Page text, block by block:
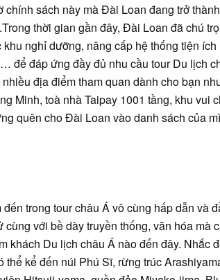
sách này mà Đài Loan đang trở thành
thời gian gần đây, Đài Loan đã chú
nghỉ dưỡng, nâng cấp hệ thống tiện ích
để đáp ứng đầy đủ nhu cầu tour Du lịch
địa điểm tham quan dành cho bạn
Minh, toà nhà Taipay 1001 tầng, khu vui
quên cho Đài Loan vào danh sách của
trong tour châu Á vô cùng hấp dẫn và
với bề dày truyền thống, văn hóa mà
khách Du lịch châu Á nào đến đây. Nhắc
kể đến núi Phú Sĩ, rừng trúc